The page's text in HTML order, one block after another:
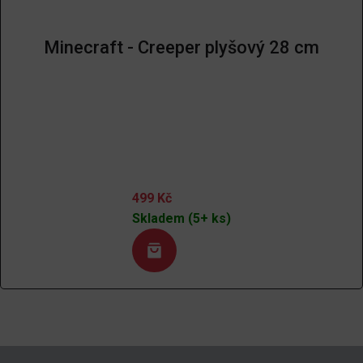
Minecraft - Creeper plyšový 28 cm
499 Kč
Skladem (5+ ks)